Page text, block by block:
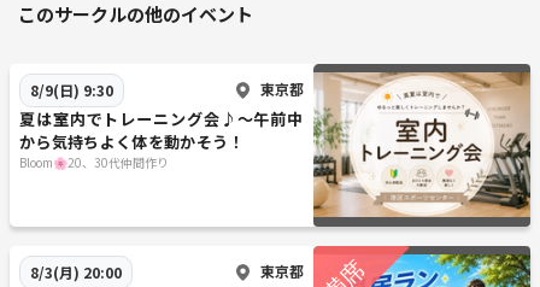
このサークルの他のイベント
8/9(日) 9:30 東京都
夏は室内でトレーニング会♪〜午前中
から気持ちよく体を動かそう！
Bloom🌸20、30代仲間作り
8/3(月) 20:00 東京都